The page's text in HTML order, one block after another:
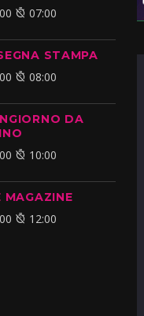
07:00
STAMPA
08:00
DA
10:00
MAGAZINE
12:00